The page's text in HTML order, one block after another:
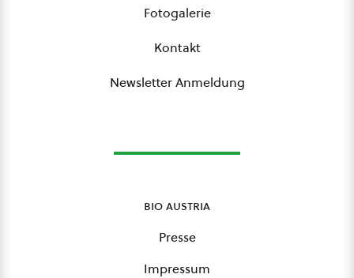
Fotogalerie
Kontakt
Newsletter Anmeldung
bio austria
Presse
Impressum